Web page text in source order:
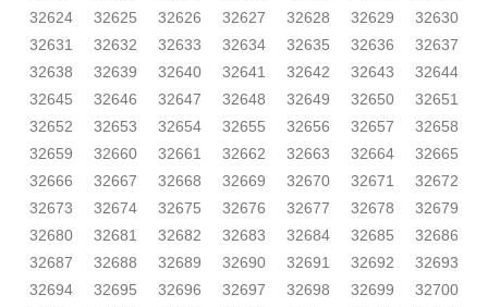
32624
32625 32626 32627 32628 32629
32630
32631
32632 32633 32634 32635 32636
32637
32638
32639 32640 32641 32642 32643
32644
32645
32646 32647 32648 32649 32650
32651
32652
32653 32654 32655 32656 32657
32658
32659
32660 32661 32662 32663 32664
32665
32666
32667 32668 32669 32670 32671
32672
32673
32674 32675 32676 32677 32678
32679
32680
32681 32682 32683 32684 32685
32686
32687
32688 32689 32690 32691 32692
32693
32694
32695 32696 32697 32698 32699
32700